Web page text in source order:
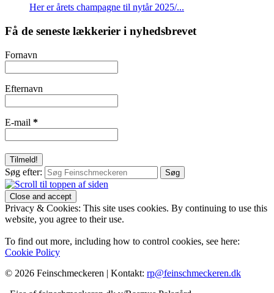
Her er årets champagne til nytår 2025/...
Få de seneste lækkerier i nyhedsbrevet
Fornavn
Efternavn
E-mail *
Søg efter:
Privacy & Cookies: This site uses cookies. By continuing to use this
website, you agree to their use.
To find out more, including how to control cookies, see here:
Cookie Policy
© 2026 Feinschmeckeren | Kontakt: rp@feinschmeckeren.dk